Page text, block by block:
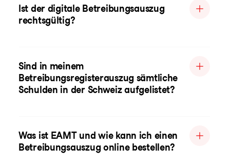
Ist der digitale Betreibungsauszug
rechtsgültig?
Sind in meinem
Betreibungsregisterauszug sämtliche
Schulden in der Schweiz aufgelistet?
Was ist EAMT und wie kann ich einen
Betreibungsauszug online bestellen?